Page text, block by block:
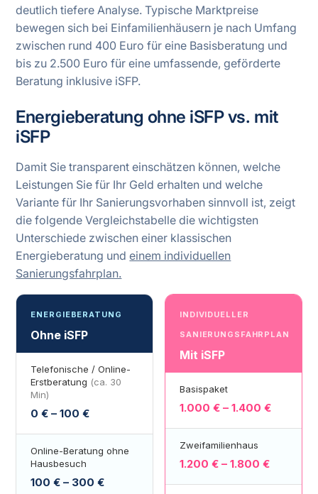
deutlich tiefere Analyse. Typische Marktpreise
bewegen sich bei Einfamilienhäusern je nach Umfang
zwischen rund 400 Euro für eine Basisberatung und
bis zu 2.500 Euro für eine umfassende, geförderte
Beratung inklusive iSFP.
Energieberatung ohne iSFP vs. mit
iSFP
Damit Sie transparent einschätzen können, welche
Leistungen Sie für Ihr Geld erhalten und welche
Variante für Ihr Sanierungsvorhaben sinnvoll ist, zeigt
die folgende Vergleichstabelle die wichtigsten
Unterschiede zwischen einer klassischen
Energieberatung undeinem individuellen
Sanierungsfahrplan.
ENERGIEBERATUNG
Ohne iSFP
Telefonische / Online-
Erstberatung (ca. 30
Min)
0 € – 100 €
Online-Beratung ohne
Hausbesuch
100 € – 300 €
INDIVIDUELLER
SANIERUNGSFAHRPLAN
Mit iSFP
Basispaket
1.000 € – 1.400 €
Zweifamilienhaus
1.200 € – 1.800 €